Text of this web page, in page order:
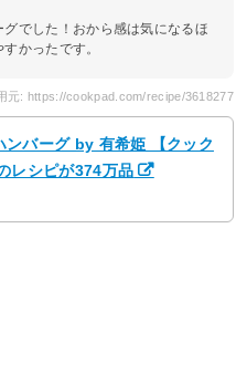
でした！おから感は気になるほ
かったです。
元: https://cookpad.com/recipe/3618277
ンバーグ by 有希姫 【クック
レシピが374万品